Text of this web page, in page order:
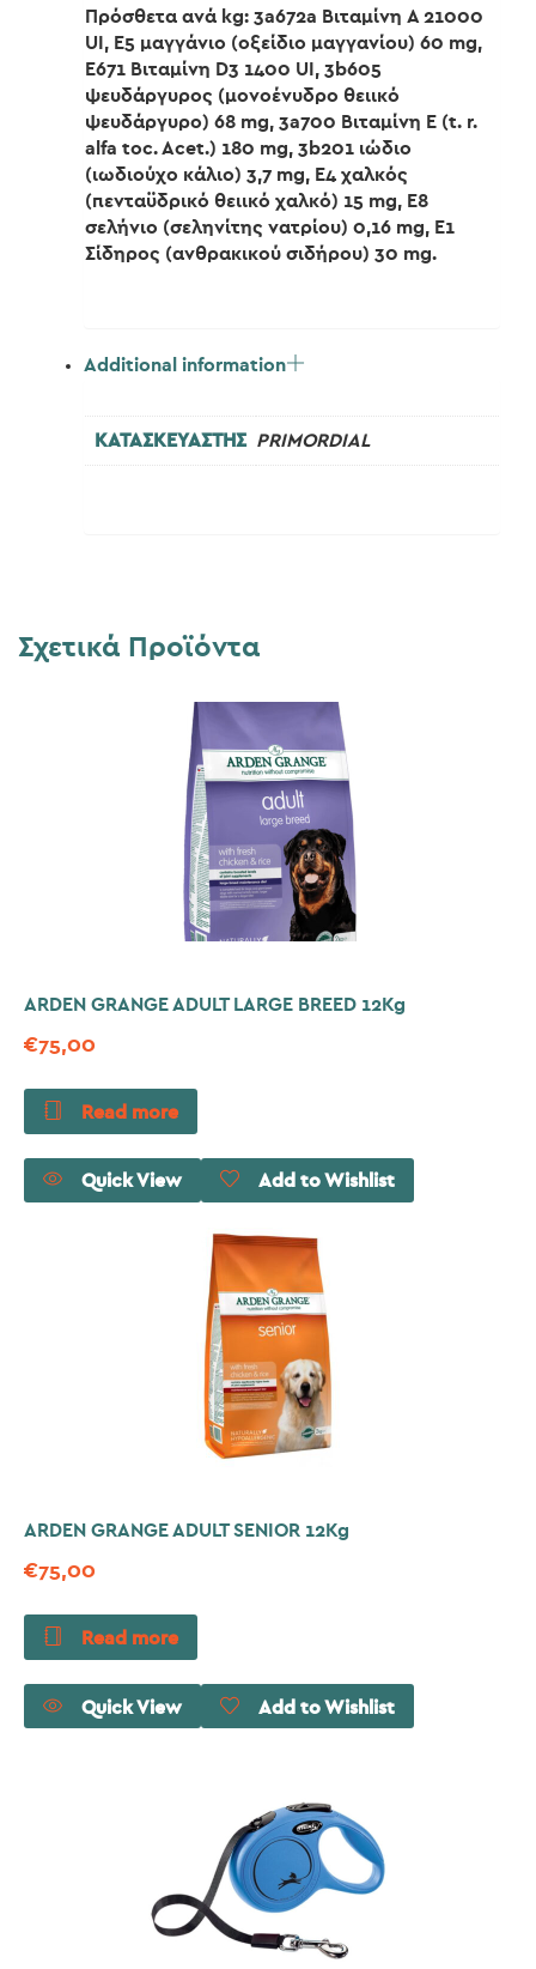
Πρόσθετα ανά kg: 3a672a Βιταμίνη A 21000
UI, E5 μαγγάνιο (οξείδιο μαγγανίου) 60 mg,
Ε671 Βιταμίνη D3 1400 UI, 3b605
ψευδάργυρος (μονοένυδρο θειικό
ψευδάργυρο) 68 mg, 3a700 Βιταμίνη E (t. r.
alfa toc. Acet.) 180 mg, 3b201 ιώδιο
(ιωδιούχο κάλιο) 3,7 mg, E4 χαλκός
(πενταϋδρικό θειικό χαλκό) 15 mg, E8
σελήνιο (σεληνίτης νατρίου) 0,16 mg, E1
Σίδηρος (ανθρακικού σιδήρου) 30 mg.
Additional information
ΚΑΤΑΣΚΕΥΑΣΤΗΣ PRIMORDIAL
Σχετικά Προϊόντα
ARDEN GRANGE ADULT LARGE BREED 12Kg
€75,00
Read more
Quick View Add to Wishlist
ARDEN GRANGE ADULT SENIOR 12Kg
€75,00
Read more
Quick View Add to Wishlist